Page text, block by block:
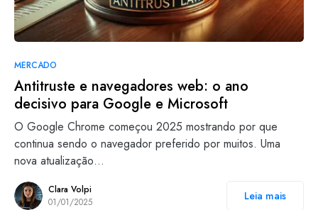
MERCADO
Antitruste e navegadores web: o ano
decisivo para Google e Microsoft
O Google Chrome começou 2025 mostrando por que
continua sendo o navegador preferido por muitos. Uma
nova atualização…
Clara Volpi
01/01/2025
Leia mais